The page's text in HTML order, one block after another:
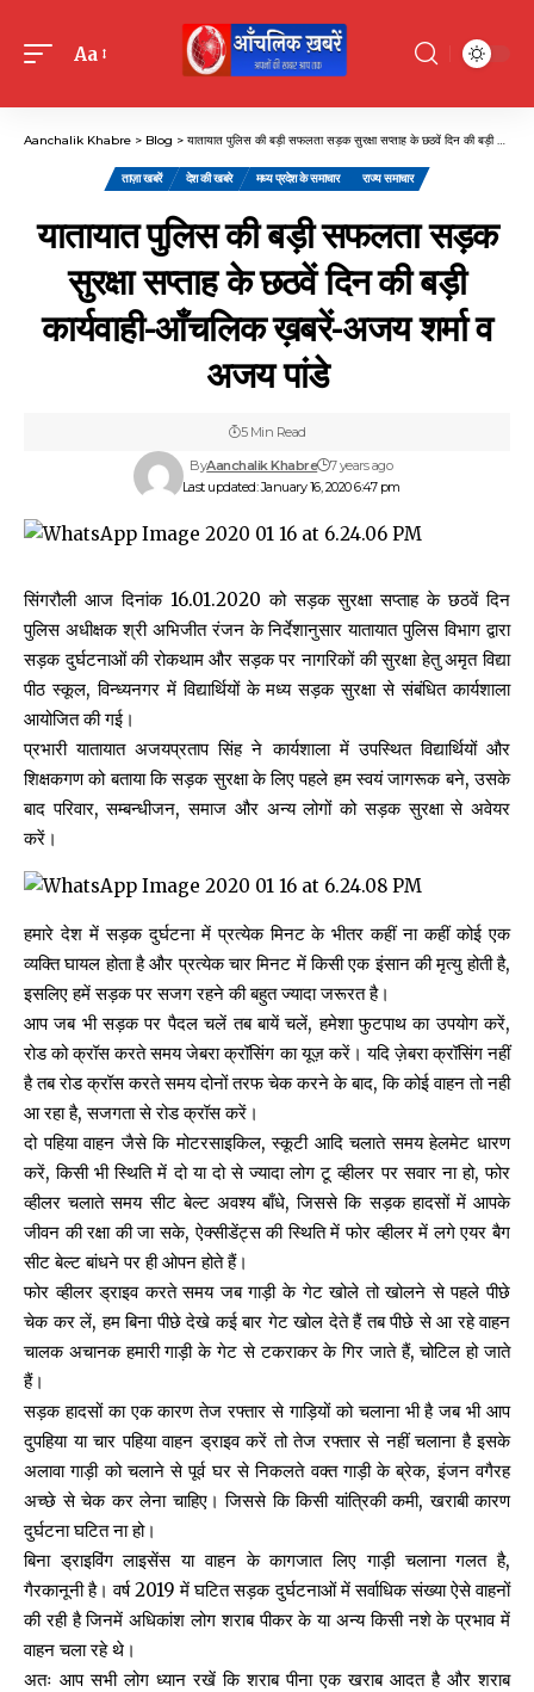
Font
Aa
Aanchalik Khabre > Blog > यातायात पुलिस की बड़ी सफलता सड़क सुरक्षा सप्ताह के छठवें दिन की बड़ी कार्यवाही-आँचलिक ख़बरें-अजय शर्मा व अजय पांडे
ताज़ा खबरें देश की खबरे मध्य प्रदेश के समाचार राज्य समाचार
यातायात पुलिस की बड़ी सफलता सड़क
सुरक्षा सप्ताह के छठवें दिन की बड़ी
कार्यवाही-आँचलिक ख़बरें-अजय शर्मा व
अजय पांडे
Last updated: January 16, 2020 6:47 pm
ByAanchalik Khabre 7 years ago
5 Min Read
सिंगरौली आज दिनांक 16.01.2020 को सड़क सुरक्षा सप्ताह के छठवें दिन
पुलिस अधीक्षक श्री अभिजीत रंजन के निर्देशानुसार यातायात पुलिस विभाग द्वारा
सड़क दुर्घटनाओं की रोकथाम और सड़क पर नागरिकों की सुरक्षा हेतु अमृत विद्या
पीठ स्कूल, विन्ध्यनगर में विद्यार्थियों के मध्य सड़क सुरक्षा से संबंधित कार्यशाला
आयोजित की गई।
प्रभारी यातायात अजयप्रताप सिंह ने कार्यशाला में उपस्थित विद्यार्थियों और
शिक्षकगण को बताया कि सड़क सुरक्षा के लिए पहले हम स्वयं जागरूक बने, उसके
बाद परिवार, सम्बन्धीजन, समाज और अन्य लोगों को सड़क सुरक्षा से अवेयर
करें।
हमारे देश में सड़क दुर्घटना में प्रत्येक मिनट के भीतर कहीं ना कहीं कोई एक
व्यक्ति घायल होता है और प्रत्येक चार मिनट में किसी एक इंसान की मृत्यु होती है,
इसलिए हमें सड़क पर सजग रहने की बहुत ज्यादा जरूरत है।
आप जब भी सड़क पर पैदल चलें तब बायें चलें, हमेशा फुटपाथ का उपयोग करें,
रोड को क्रॉस करते समय जेबरा क्रॉसिंग का यूज़ करें। यदि ज़ेबरा क्रॉसिंग नहीं
है तब रोड क्रॉस करते समय दोनों तरफ चेक करने के बाद, कि कोई वाहन तो नही
आ रहा है, सजगता से रोड क्रॉस करें।
दो पहिया वाहन जैसे कि मोटरसाइकिल, स्कूटी आदि चलाते समय हेलमेट धारण
करें, किसी भी स्थिति में दो या दो से ज्यादा लोग टू व्हीलर पर सवार ना हो, फोर
व्हीलर चलाते समय सीट बेल्ट अवश्य बाँधे, जिससे कि सड़क हादसों में आपके
जीवन की रक्षा की जा सके, ऐक्सीडेंट्स की स्थिति में फोर व्हीलर में लगे एयर बैग
सीट बेल्ट बांधने पर ही ओपन होते हैं।
फोर व्हीलर ड्राइव करते समय जब गाड़ी के गेट खोले तो खोलने से पहले पीछे
चेक कर लें, हम बिना पीछे देखे कई बार गेट खोल देते हैं तब पीछे से आ रहे वाहन
चालक अचानक हमारी गाड़ी के गेट से टकराकर के गिर जाते हैं, चोटिल हो जाते
हैं।
सड़क हादसों का एक कारण तेज रफ्तार से गाड़ियों को चलाना भी है जब भी आप
दुपहिया या चार पहिया वाहन ड्राइव करें तो तेज रफ्तार से नहीं चलाना है इसके
अलावा गाड़ी को चलाने से पूर्व घर से निकलते वक्त गाड़ी के ब्रेक, इंजन वगैरह
अच्छे से चेक कर लेना चाहिए। जिससे कि किसी यांत्रिकी कमी, खराबी कारण
दुर्घटना घटित ना हो।
बिना ड्राइविंग लाइसेंस या वाहन के कागजात लिए गाड़ी चलाना गलत है,
गैरकानूनी है। वर्ष 2019 में घटित सड़क दुर्घटनाओं में सर्वाधिक संख्या ऐसे वाहनों
की रही है जिनमें अधिकांश लोग शराब पीकर के या अन्य किसी नशे के प्रभाव में
वाहन चला रहे थे।
अतः आप सभी लोग ध्यान रखें कि शराब पीना एक खराब आदत है और शराब